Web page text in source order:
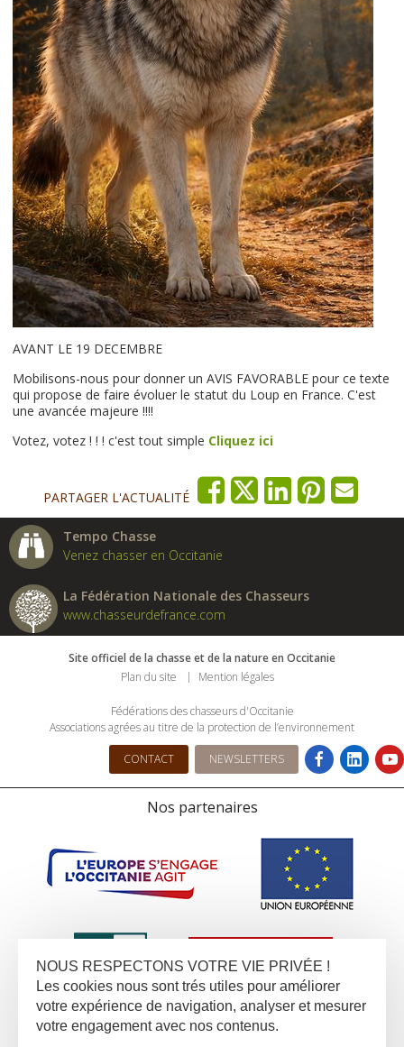
AVANT LE 19 DECEMBRE
Mobilisons-nous pour donner un AVIS FAVORABLE pour ce texte
qui propose de faire évoluer le statut du Loup en France. C'est
une avancée majeure !!!!
Votez, votez ! ! ! c'est tout simple Cliquez ici
PARTAGER L'ACTUALITÉ
Tempo Chasse
Venez chasser en Occitanie
La Fédération Nationale des Chasseurs
www.chasseurdefrance.com
Site officiel de la chasse et de la nature en Occitanie
Plan du site
Mention légales
Fédérations des chasseurs d'Occitanie
Associations agrées au titre de la protection de l’environnement
CONTACT NEWSLETTERS
Nos partenaires
NOUS RESPECTONS VOTRE VIE PRIVÉE !
Les cookies nous sont trés utiles pour améliorer
votre expérience de navigation, analyser et mesurer
votre engagement avec nos contenus.